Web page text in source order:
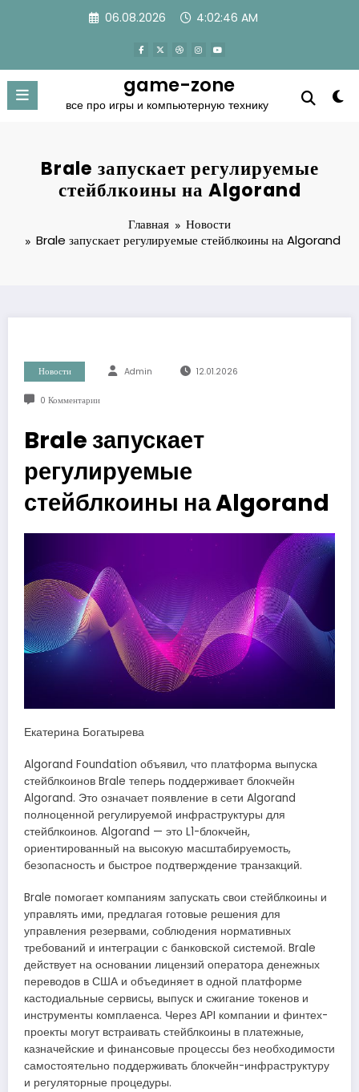
06.08.2026 4:02:47 AM
game-zone
все про игры и компьютерную технику
Brale запускает регулируемые
стейблкоины на Algorand
Главная
Новости
Brale запускает регулируемые стейблкоины на Algorand
Новости Admin 12.01.2026
0 Комментарии
Brale запускает
регулируемые
стейблкоины на Algorand
Екатерина Богатырева
Algorand Foundation объявил, что платформа выпуска
стейблкоинов Brale теперь поддерживает блокчейн
Algorand. Это означает появление в сети Algorand
полноценной регулируемой инфраструктуры для
стейблкоинов. Algorand — это L1-блокчейн,
ориентированный на высокую масштабируемость,
безопасность и быстрое подтверждение транзакций.
Brale помогает компаниям запускать свои стейблкоины и
управлять ими, предлагая готовые решения для
управления резервами, соблюдения нормативных
требований и интеграции с банковской системой. Brale
действует на основании лицензий оператора денежных
переводов в США и объединяет в одной платформе
кастодиальные сервисы, выпуск и сжигание токенов и
инструменты комплаенса. Через API компании и финтех-
проекты могут встраивать стейблкоины в платежные,
казначейские и финансовые процессы без необходимости
самостоятельно поддерживать блокчейн-инфраструктуру
и регуляторные процедуры.